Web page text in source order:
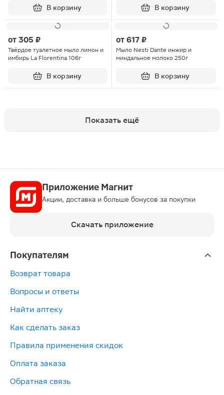
В корзину В корзину
от 305 ₽
Твёрдое туалетное мыло лимон и
имбирь La Florentina 106г
В корзину
от 617 ₽
Мыло Nesti Dante инжир и
миндальное молоко 250г
В корзину
Показать ещё
Приложение Магнит
Акции, доставка и больше бонусов за покупки
Скачать приложение
Покупателям
Возврат товара
Вопросы и ответы
Найти аптеку
Как сделать заказ
Правила применения скидок
Оплата заказа
Обратная связь